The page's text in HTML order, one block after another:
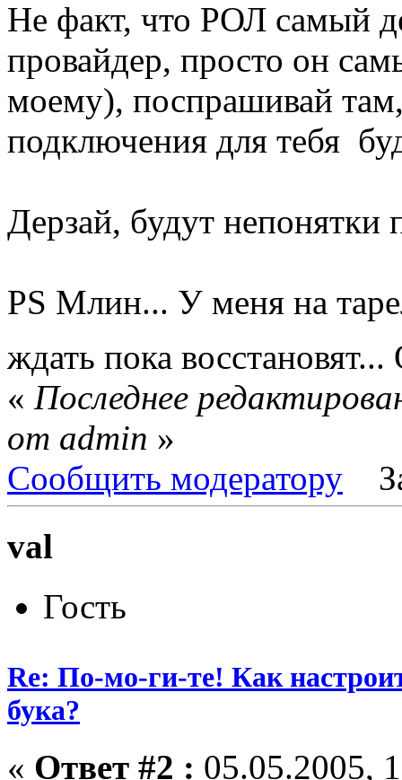
Не факт, что РОЛ самый
провайдер, просто он
моему), поспрашивай
подключения для тебя
Дерзай, будут
PS Млин... У меня на
ждать пока
« Последнее
от admin »
Сообщить модератору
val
Гость
Re: По-мо-ги-те! Как
бука?
« Ответ #2 : 05.05.2005,